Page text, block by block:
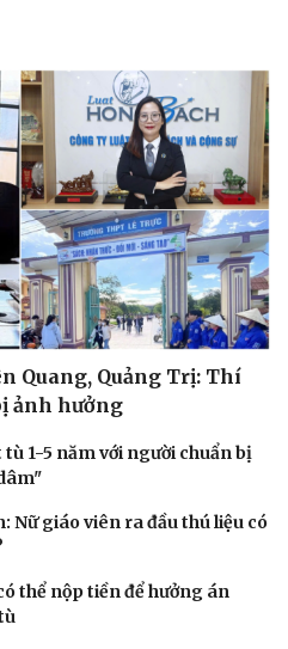
Quang, Quảng Trị: Thí
ảnh hưởng
1-5 năm với người chuẩn bị
Nữ giáo viên ra đầu thú liệu có
thể nộp tiền để hưởng án